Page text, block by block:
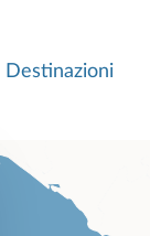
Destinazioni